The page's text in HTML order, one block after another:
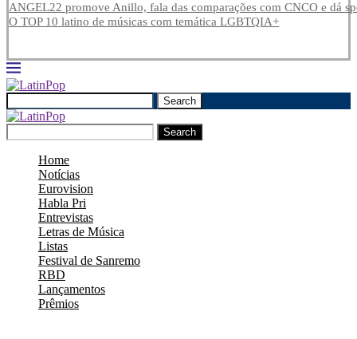
ANGEL22 promove Anillo, fala das comparações com CNCO e dá
O TOP 10 latino de músicas com temática LGBTQIA+
Search
Search
Home
Notícias
Eurovision
Habla Pri
Entrevistas
Letras de Música
Listas
Festival de Sanremo
RBD
Lançamentos
Prêmios